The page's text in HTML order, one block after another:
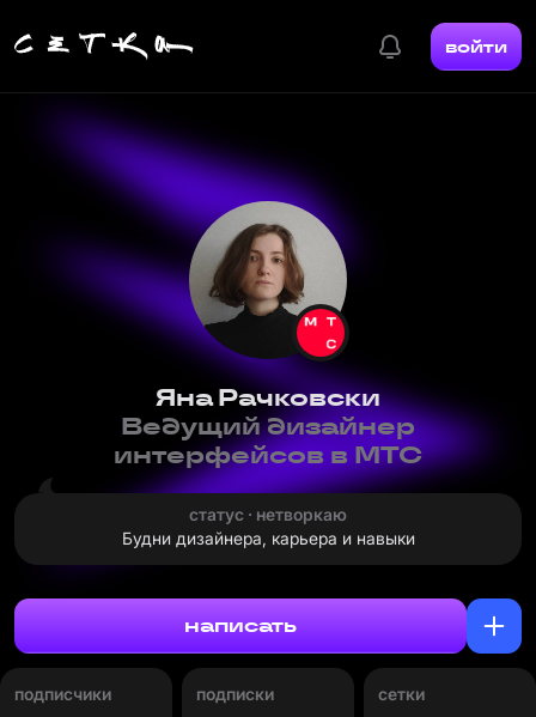
войти
Яна Рачковски
Ведущий дизайнер
интерфейсов в МТС
статус · нетворкаю
Будни дизайнера, карьера и навыки
написать
подписчики подписки сетки